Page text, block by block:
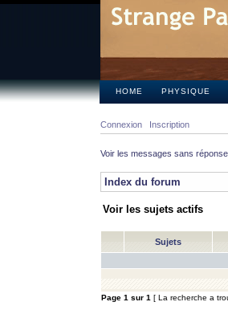
HOME PHYSIQUE
Connexion Inscription
Voir les messages sans réponse
Index du forum
Voir les sujets actifs
Sujets
Page 1 sur 1 [ La recherche a